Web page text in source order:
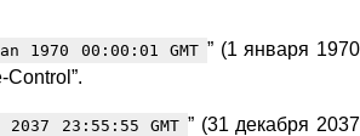
1970 00:00:01 GMT ” (1 января
Control”.
23:55:55 GMT ” (31 декабря